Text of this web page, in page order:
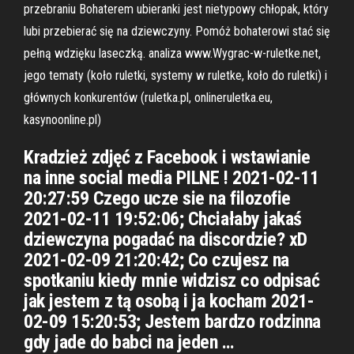
przebraniu Bohaterem ubieranki jest nietypowy chłopak, który
lubi przebierać się na dziewczyny. Pomóż bohaterowi stać się
pełną wdzięku laseczką. analiza www.Wygrac-w-ruletke.net,
jego tematy (koło ruletki, systemy w ruletke, koło do ruletki) i
głównych konkurentów (ruletka.pl, onlineruletka.eu,
kasynoonline.pl)
Kradzież zdjęć z Facebook i wstawianie
na inne social media PILNE ! 2021-02-11
20:27:59 Czego ucze sie na filozofie
2021-02-11 19:52:06; Chciałaby jakaś
dziewczyna pogadać na discordzie? xD
2021-02-09 21:20:42; Co czujesz na
spotkaniu kiedy mnie widzisz co odpisać
jak jestem z tą osobą i ja kocham 2021-
02-09 15:20:53; Jestem bardzo rodzinna
gdy jade do babci na jeden …